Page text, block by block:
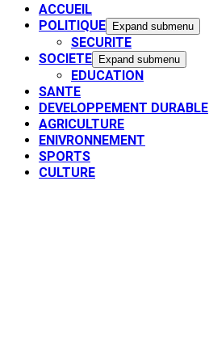
ACCUEIL
POLITIQUE
Expand submenu
SECURITE
SOCIETE
Expand submenu
EDUCATION
SANTE
DEVELOPPEMENT DURABLE
AGRICULTURE
ENIVRONNEMENT
SPORTS
CULTURE